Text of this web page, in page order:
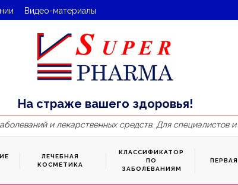
Видео-материалы
На страже вашего здоровья!
и лекарственных средств. Для специалистов
ЛЕЧЕБНАЯ
КОСМЕТИКА
КЛАССИФИКАТОР
ПО
ЗАБОЛЕВАНИЯМ